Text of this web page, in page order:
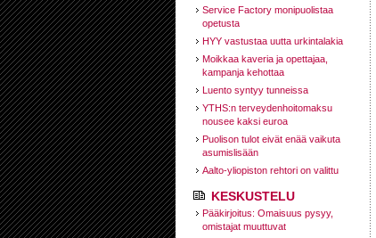
Service Factory monipuolistaa
opetusta
HYY vastustaa uutta urkintalakia
Moikkaa kaveria ja opettajaa,
kampanja kehottaa
Luento syntyy tunneissa
YTHS:n terveydenhoitomaksu
nousee kaksi euroa
Puolison tulot eivät enää vaikuta
asumislisään
Aalto-yliopiston rehtori on valittu
KESKUSTELU
Pääkirjoitus: Omaisuus pysyy,
omistajat muuttuvat